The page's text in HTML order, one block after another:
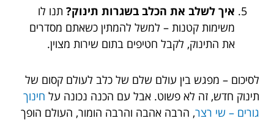
איך לשלב את הכלב בשגרות תינוק? תנו לו
משימות קטנות – למשל להמתין כשאתם מסדרים
את התינוק, לקבל חטיפים בתום שירות מצוין.
לסיכום – מפגש בין עולם שלם של כלב לעולם קסום של
תינוק חדש, זה לא פשוט. אבל עם הכנה נכונה על חינוך
גורים – שי רצר, הרבה אהבה והרבה הומור, העולם הופך